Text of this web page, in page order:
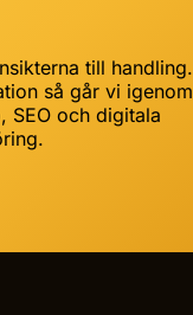
till handling.
så går vi igenom
SEO och digitala